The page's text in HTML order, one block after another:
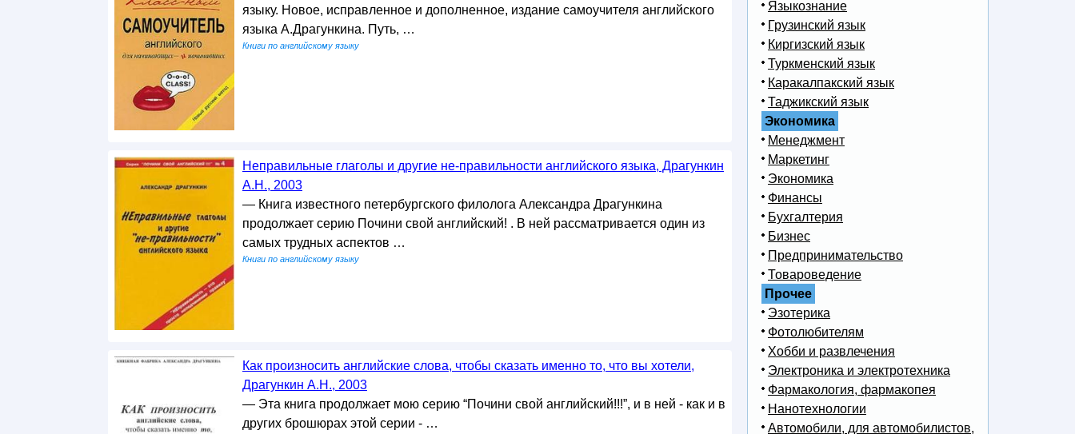
языку. Новое, исправленное и дополненное, издание самоучителя английского
языка А.Драгункина. Путь, …
Книги по английскому языку
Неправильные глаголы и другие не-правильности английского языка, Драгункин
А.Н., 2003
— Книга известного петербургского филолога Александра Драгункина
продолжает серию Почини свой английский! . В ней рассматривается один из
самых трудных аспектов …
Книги по английскому языку
Как произносить английские слова, чтобы сказать именно то, что вы хотели,
Драгункин А.Н., 2003
— Эта книга продолжает мою серию “Почини свой английский!!!”, и в ней - как и в
других брошюрах этой серии - …
Языкознание
Грузинский язык
Киргизский язык
Туркменский язык
Каракалпакский язык
Таджикский язык
Экономика
Менеджмент
Маркетинг
Экономика
Финансы
Бухгалтерия
Бизнес
Предпринимательство
Товароведение
Прочее
Эзотерика
Фотолюбителям
Хобби и развлечения
Электроника и электротехника
Фармакология, фармакопея
Нанотехнологии
Автомобили, для автомобилистов,